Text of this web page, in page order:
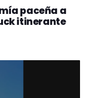
paceña a
itinerante